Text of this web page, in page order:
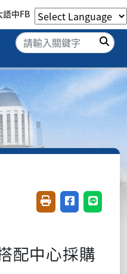
語中FB
搜尋
友善列印(開新視窗)
分享至臉書(
分享至
配中心採購